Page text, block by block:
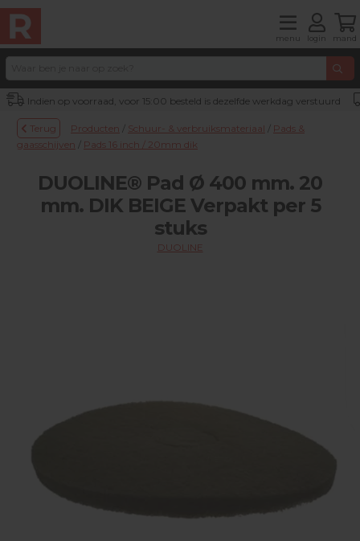
menu login mand
Indien op voorraad, voor 15:00 besteld is dezelfde werkdag verstuurd
Terug Producten / Schuur- & verbruiksmateriaal / Pads &
gaasschijven / Pads 16 inch / 20mm dik
DUOLINE® Pad Ø 400 mm. 20
mm. DIK BEIGE Verpakt per 5
stuks
DUOLINE